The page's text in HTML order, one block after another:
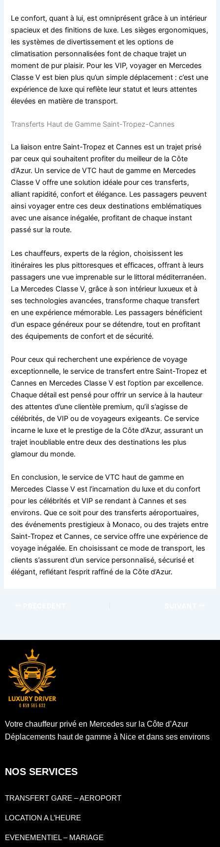
Le confort, quant à lui, est omniprésent grâce à un intérieur
spacieux et des finitions de luxe. Les sièges ergonomiques,
les systèmes de divertissement et les options de
climatisation personnalisées font de chaque trajet un
moment de pur plaisir. Pour les VIP, voyager en Mercedes
Classe V est bien plus qu’un simple déplacement : c’est une
expérience de luxe qui reflète leur statut et leurs attentes
élevées en matière de transport.
Transferts Haut de Gamme Saint-Tropez-Cannes
La liaison entre Saint-Tropez et Cannes est un trajet prisé
par ceux qui souhaitent profiter du meilleur de la Côte
d’Azur. Un service de VTC haut de gamme en Mercedes
Classe V offre une solution idéale pour ces transferts,
alliant rapidité, confort et élégance. Les passagers peuvent
ainsi voyager entre ces deux destinations emblématiques
avec une aisance inégalée, profitant de chaque instant
passé sur la route.
Les chauffeurs, experts de la région, choisissent les
itinéraires les plus pittoresques et efficaces, offrant à leurs
passagers une vue imprenable sur le littoral méditerranéen.
La Mercedes Classe V, grâce à son intérieur luxueux et à
ses technologies avancées, transforme chaque transfert
en une expérience mémorable. Les passagers bénéficient
d’un espace généreux pour se détendre, tout en profitant
des équipements de confort et de sécurité.
Pour ceux qui recherchent une expérience de voyage
exceptionnelle, le service de transfert entre Saint-Tropez et
Cannes en Mercedes Classe V est l’option par excellence.
Chaque détail est pensé pour offrir un service à la hauteur
des attentes d’une clientèle premium, qu’il s’agisse de
célébrités, de VIP ou de voyageurs exigeants. Ce service
incarne le luxe et le prestige de la Côte d’Azur, assurant un
trajet inoubliable entre deux des destinations les plus
glamour du monde.
En conclusion, le service de VTC haut de gamme en
Mercedes Classe V est l’incarnation du luxe et du confort
pour les célébrités et VIP se rendant à Cannes et ses
environs. Que ce soit pour des transferts aéroportuaires,
des événements prestigieux à Monaco, ou des trajets entre
Saint-Tropez et Cannes, ce service offre une expérience de
voyage inégalée. En choisissant ce mode de transport, les
clients s’assurent d’un service personnalisé, sécurisé et
élégant, reflétant l’esprit raffiné de la Côte d’Azur.
Votre chauffeur privé en Mercedes sur la Côte d’Azur
Déplacements haut de gamme à Nice et dans ses environs
NOS SERVICES
TRANSFERT GARE – AEROPORT
LOCATION A L’HEURE
EVENEMENTIEL – MARIAGE